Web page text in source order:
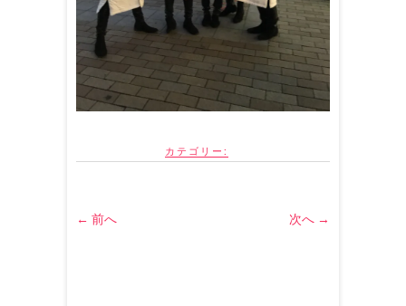
カテゴリー:
← 前へ 次へ →